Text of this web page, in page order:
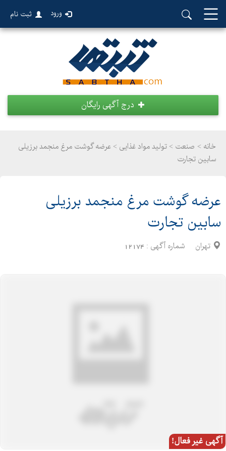
ورود ثبت نام
درج آگهی رایگان
خانه > صنعت > تولید مواد غذایی > عرضه گوشت مرغ منجمد برزیلی
سابین تجارت
عرضه گوشت مرغ منجمد برزیلی
سابین تجارت
تهران شماره آگهی : 12174
آگهی غیر فعال!